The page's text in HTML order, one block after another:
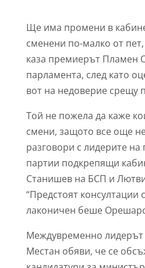
Ще има промени в
сменени по-малко от
каза премиерът Пламен
парламента, след като
вот на недоверие срещу
Той не пожела да каже
смени, защото все още
разговори с лидерите на
партии подкрепящи
Станишев на БСП и
“Предстоят консултации
лаконичен беше
Междувременно
Местан обяви, че се